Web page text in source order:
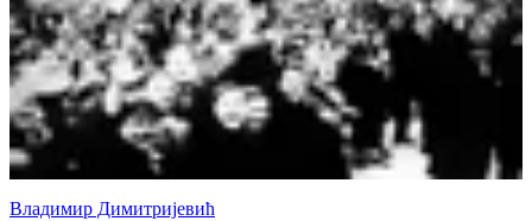
Владимир Димитријевић